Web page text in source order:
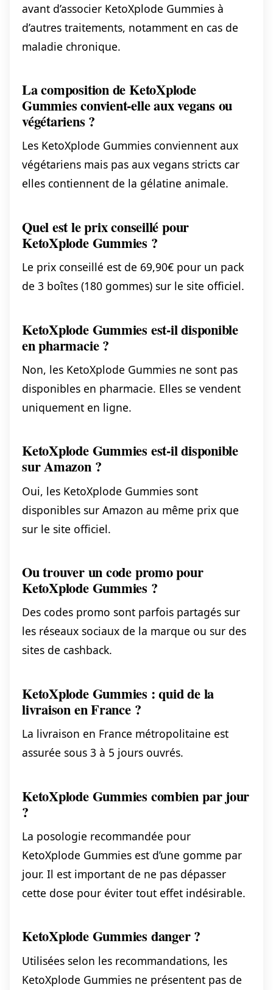
avant d’associer KetoXplode Gummies à
d’autres traitements, notamment en cas de
maladie chronique.
La composition de KetoXplode
Gummies convient-elle aux vegans ou
végétariens ?
Les KetoXplode Gummies conviennent aux
végétariens mais pas aux vegans stricts car
elles contiennent de la gélatine animale.
Quel est le prix conseillé pour
KetoXplode Gummies ?
Le prix conseillé est de 69,90€ pour un pack
de 3 boîtes (180 gommes) sur le site officiel.
KetoXplode Gummies est-il disponible
en pharmacie ?
Non, les KetoXplode Gummies ne sont pas
disponibles en pharmacie. Elles se vendent
uniquement en ligne.
KetoXplode Gummies est-il disponible
sur Amazon ?
Oui, les KetoXplode Gummies sont
disponibles sur Amazon au même prix que
sur le site officiel.
Ou trouver un code promo pour
KetoXplode Gummies ?
Des codes promo sont parfois partagés sur
les réseaux sociaux de la marque ou sur des
sites de cashback.
KetoXplode Gummies : quid de la
livraison en France ?
La livraison en France métropolitaine est
assurée sous 3 à 5 jours ouvrés.
KetoXplode Gummies combien par jour
?
La posologie recommandée pour
KetoXplode Gummies est d’une gomme par
jour. Il est important de ne pas dépasser
cette dose pour éviter tout effet indésirable.
KetoXplode Gummies danger ?
Utilisées selon les recommandations, les
KetoXplode Gummies ne présentent pas de